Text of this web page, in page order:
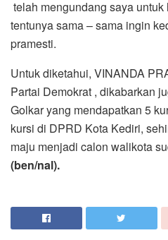
telah mengundang saya
tentunya sama – sama ingin
pramesti.
Untuk diketahui, VINANDA
Partai Demokrat , dikabarkan
Golkar yang mendapatkan 5
kursi di DPRD Kota Kediri,
maju menjadi calon walikota
(ben/nal).